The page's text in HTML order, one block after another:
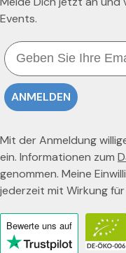
Events.
Email
ANMELDEN
Mit der Anmeldung
ein. Informationen zum
genommen. Meine
jederzeit mit Wirkung
Bewerte uns auf
Click